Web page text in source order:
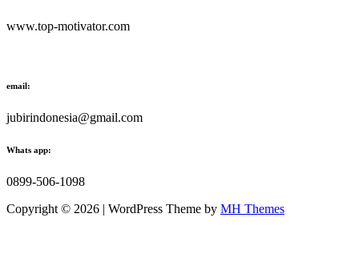
www.top-motivator.com
email:
jubirindonesia@gmail.com
Whats app:
0899-506-1098
Copyright © 2026 | WordPress Theme by MH Themes